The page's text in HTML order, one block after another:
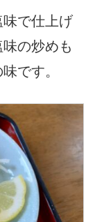
で仕上げ
の炒めも
です。